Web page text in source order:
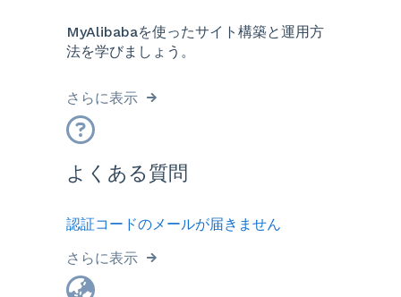
MyAlibabaを使ったサイト構築と運用方
法を学びましょう。
さらに表示
よくある質問
認証コードのメールが届きません
さらに表示